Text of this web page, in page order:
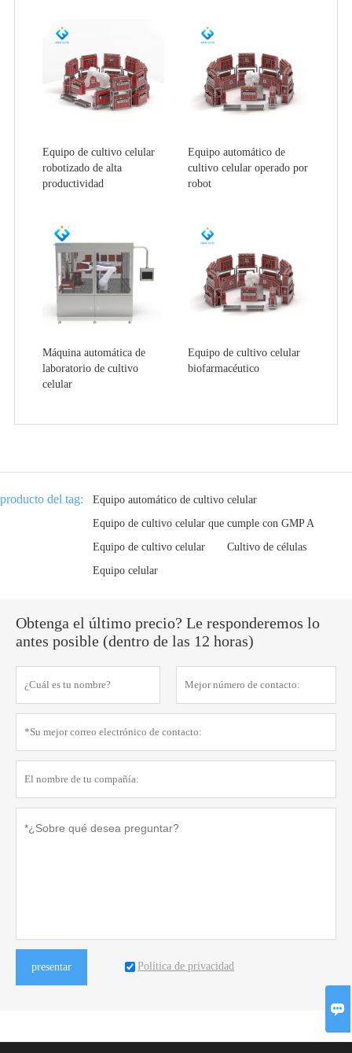
Equipo de cultivo celular
robotizado de alta
productividad
Equipo automático de
cultivo celular operado por
robot
Máquina automática de
laboratorio de cultivo
celular
Equipo de cultivo celular
biofarmacéutico
producto del tag:
Equipo automático de cultivo celular
Equipo de cultivo celular que cumple con GMP A
Equipo de cultivo celular
Cultivo de células
Equipo celular
Obtenga el último precio? Le responderemos lo
antes posible (dentro de las 12 horas)
presentar Política de privacidad
